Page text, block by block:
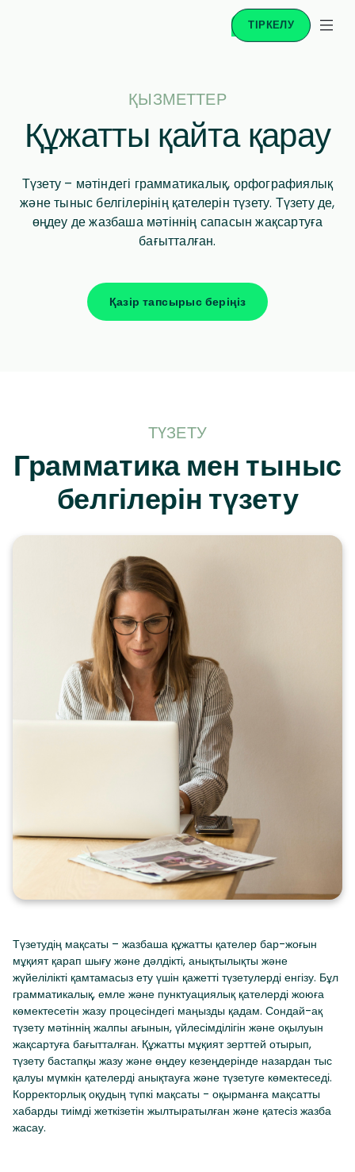
ТІРКЕЛУ
ҚЫЗМЕТТЕР
Құжатты қайта қарау
Түзету – мәтіндегі грамматикалық, орфографиялық
және тыныс белгілерінің қателерін түзету. Түзету де,
өңдеу де жазбаша мәтіннің сапасын жақсартуға
бағытталған.
Қазір тапсырыс беріңіз
ТҮЗЕТУ
Грамматика мен тыныс
белгілерін түзету
Түзетудің мақсаты – жазбаша құжатты қателер бар-жоғын
мұқият қарап шығу және дәлдікті, анықтылықты және
жүйелілікті қамтамасыз ету үшін қажетті түзетулерді енгізу. Бұл
грамматикалық, емле және пунктуациялық қателерді жоюға
көмектесетін жазу процесіндегі маңызды қадам. Сондай-ақ
түзету мәтіннің жалпы ағынын, үйлесімділігін және оқылуын
жақсартуға бағытталған. Құжатты мұқият зерттей отырып,
түзету бастапқы жазу және өңдеу кезеңдерінде назардан тыс
қалуы мүмкін қателерді анықтауға және түзетуге көмектеседі.
Корректорлық оқудың түпкі мақсаты - оқырманға мақсатты
хабарды тиімді жеткізетін жылтыратылған және қатесіз жазба
жасау.